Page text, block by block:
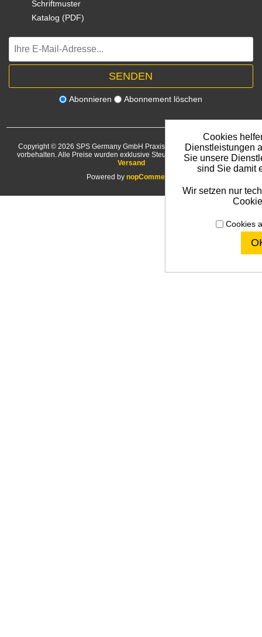
Schriftmuster
Katalog (PDF)
Abonnieren Abonnement löschen
Copyright © 2026 SPS Germany GmbH Praxisbedarf Shop. Alle Rechte
vorbehalten.Alle Preise wurden exklusive Steuer angegeben. Exklusive
Versand
Powered by nopCommerce
Cookies
Dienstleistungen
Sie unsere
sind Sie damit
Wir setzen nur
Cookies